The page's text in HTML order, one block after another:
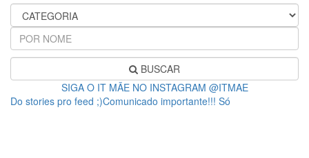
BUSCAR
SIGA O IT MÃE NO INSTAGRAM @ITMAE
Do stories pro feed ;)Comunicado importante!!! Só